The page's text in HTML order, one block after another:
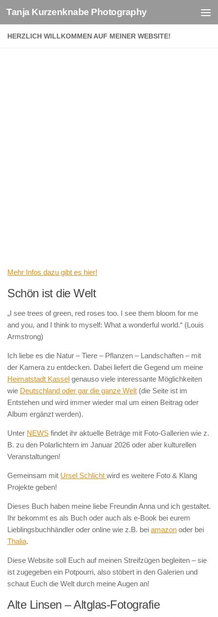
Zum Inhalt springen
Tanja Kurzenknabe Photography
HERZLICH WILLKOMMEN AUF MEINER WEBSITE!
Mehr Infos dazu gibt es hier!
Schön ist die Welt
„I see trees of green, red roses too. I see them bloom for me
and you, and I think to myself: What a wonderful world.“ (Louis
Armstrong)
Ich liebe es die Natur – Tiere – Pflanzen – Landschaften – mit
der Kamera zu entdecken. Dabei liefert die Gegend um meine
Heimatstadt Kassel genauso viele interessante Möglichkeiten
wie Deutschland oder gar die ganze Welt (die Seite ist im
Entstehen und wird immer wieder mal um einen Beitrag oder
Album ergänzt werden).
Unter NEWS findet ihr aktuelle Beträge mit Foto-Gallerien wie z.
B. zu den Polarlichtern im Januar 2026 oder aber kulturellen
Veranstaltungen!
Gemeinsam mit Ursel Schlicht wird es weitere Foto & Klang
Projekte geben!
Dieses Buch haben meine liebe Freundin Anna und ich gestaltet.
Ihr bekommt es als Buch oder auch als e-Book bei eurem
Lieblingsbuchhändler oder online wie z.B. bei amazon oder bei
Thalia.
Diese Website soll Euch auf meinen Streifzügen begleiten – sie
ist zugegeben ein Potpourri, also stöbert in den Galerien und
schaut Euch die Welt durch meine Augen an!
Alte Linsen – Altglas-Fotografie